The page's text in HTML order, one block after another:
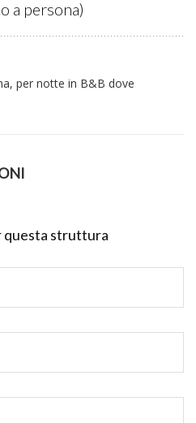
a persona)
per notte in B&B dove
questa struttura